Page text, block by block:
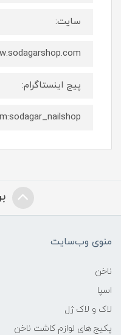
سایت:
پیج اینستاگرام:
منوی وب‌سایت
ناخن
اسپا
لاک و لاک ژل
پکیج های لوازم کاشت ناخن